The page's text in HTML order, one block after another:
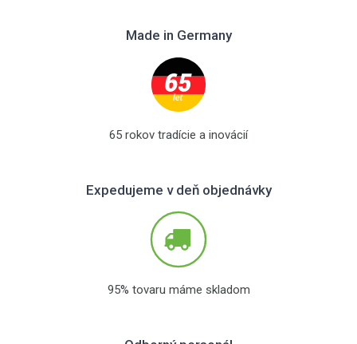
Made in Germany
65 rokov tradície a inovácií
Expedujeme v deň objednávky
95% tovaru máme skladom